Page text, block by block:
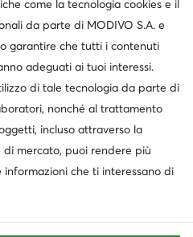
come la tecnologia cookies e il
da parte di MODIVO S.A. e
garantire che tutti i contenuti
adeguati ai tuoi interessi.
di tale tecnologia da parte di
nonché al trattamento
incluso attraverso la
di mercato, puoi rendere più
che ti interessano di